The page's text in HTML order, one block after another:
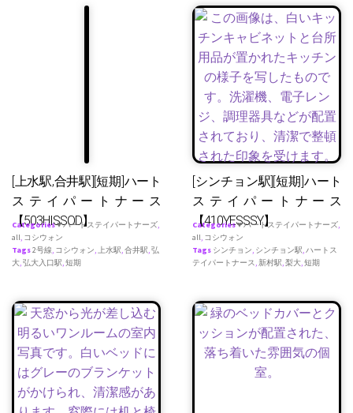
[上水駅,合井駅][短期]ハート
ステイパートナース
【503HISSOD】
Categories♥ ハートステイパートナーズ,
all, コシウォン
Tags2号線, コシウォン, 上水駅,合井駅,弘
大,弘大入口駅,短期
[シンチョン駅][短期]ハート
ステイパートナース
【410YESSSY】
Categories♥ ハートステイパートナーズ,
all, コシウォン
Tags シンチョン, シンチョン駅,ハートス
テイパートナース,新村駅,梨大,短期